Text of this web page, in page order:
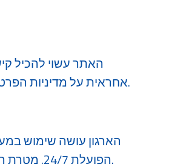
​האתר עשוי להכיל
אחראית על מדיניות הפרטיות של אתרים אלו, ועל המשתמש לקרוא את מדיניות הפרטיות שלהם בנפרד.
הארגון עושה שימוש
הפועלת 24/7. מטרת הפעלת המערכת הינה שמירה על רכוש העמותה ומניעת ונדליזם או הסגת גבול.